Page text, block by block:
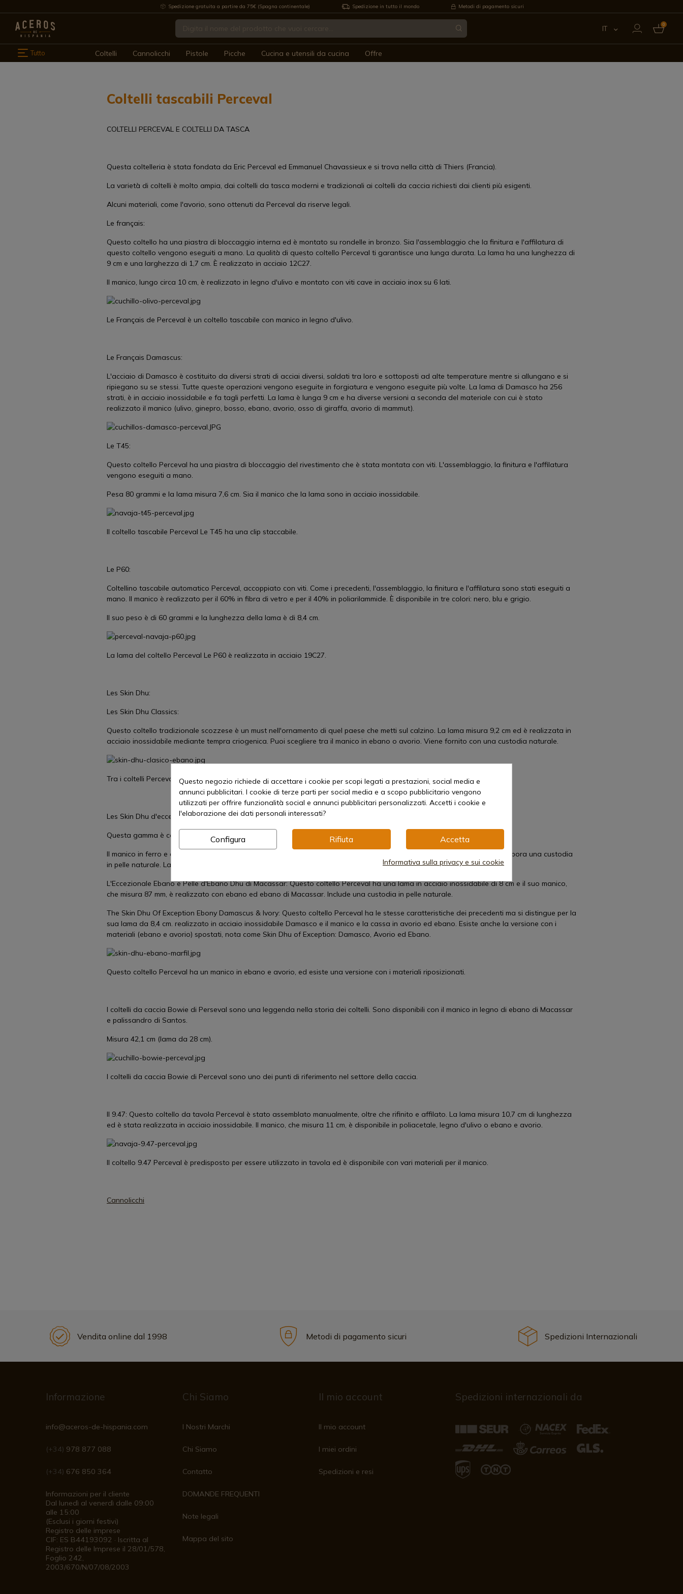
Spedizione gratuita a partire da 75€ (Spagna continentale) Spedizione in tutto il mondo Metodi di pagamento sicuri
IT 0
Tutto Coltelli Cannolicchi Pistole Picche Cucina e utensili da cucina Offre
Coltelli tascabili Perceval
COLTELLI PERCEVAL E COLTELLI DA TASCA
Questa coltelleria è stata fondata da Eric Perceval ed Emmanuel Chavassieux e si trova nella città di Thiers (Francia).
La varietà di coltelli è molto ampia, dai coltelli da tasca moderni e tradizionali ai coltelli da caccia richiesti dai clienti più esigenti.
Alcuni materiali, come l'avorio, sono ottenuti da Perceval da riserve legali.
Le français:
Questo coltello ha una piastra di bloccaggio interna ed è montato su rondelle in bronzo. Sia l'assemblaggio che la finitura e l'affilatura di
questo coltello vengono eseguiti a mano. La qualità di questo coltello Perceval ti garantisce una lunga durata. La lama ha una lunghezza di
9 cm e una larghezza di 1,7 cm. È realizzato in acciaio 12C27.
Il manico, lungo circa 10 cm, è realizzato in legno d'ulivo e montato con viti cave in acciaio inox su 6 lati.
Le Français de Perceval è un coltello tascabile con manico in legno d'ulivo.
Le Français Damascus:
L'acciaio di Damasco è costituito da diversi strati di acciai diversi, saldati tra loro e sottoposti ad alte temperature mentre si allungano e si
ripiegano su se stessi. Tutte queste operazioni vengono eseguite in forgiatura e vengono eseguite più volte. La lama di Damasco ha 256
strati, è in acciaio inossidabile e fa tagli perfetti. La lama è lunga 9 cm e ha diverse versioni a seconda del materiale con cui è stato
realizzato il manico (ulivo, ginepro, bosso, ebano, avorio, osso di giraffa, avorio di mammut).
Le T45:
Questo coltello Perceval ha una piastra di bloccaggio del rivestimento che è stata montata con viti. L'assemblaggio, la finitura e l'affilatura
vengono eseguiti a mano.
Pesa 80 grammi e la lama misura 7,6 cm. Sia il manico che la lama sono in acciaio inossidabile.
Il coltello tascabile Perceval Le T45 ha una clip staccabile.
Le P60:
Coltellino tascabile automatico Perceval, accoppiato con viti. Come i precedenti, l'assemblaggio, la finitura e l'affilatura sono stati eseguiti a
mano. Il manico è realizzato per il 60% in fibra di vetro e per il 40% in poliarilammide. È disponibile in tre colori: nero, blu e grigio.
Il suo peso è di 60 grammi e la lunghezza della lama è di 8,4 cm.
La lama del coltello Perceval Le P60 è realizzata in acciaio 19C27.
Les Skin Dhu:
Les Skin Dhu Classics:
Questo coltello tradizionale scozzese è un must nell'ornamento di quel paese che metti sul calzino. La lama misura 9,2 cm ed è realizzata in
acciaio inossidabile mediante tempra criogenica. Puoi scegliere tra il manico in ebano o avorio. Viene fornito con una custodia naturale.
Tra i coltelli Perceval Les Skin Dhu Classic possiamo optare per il manico in ebano o avorio.
Les Skin Dhu d'eccezione:
Questa gamma è composta da diversi coltelli:
Il manico in ferro e avorio Skin Dhu Exception: questo coltello tradizionale scozzese ha un manico in ferro e avorio e incorpora una custodia
in pelle naturale. La lama misura 9,2 cm.
L'Eccezionale Ebano e Pelle d'Ebano Dhu di Macassar: Questo coltello Perceval ha una lama in acciaio inossidabile di 8 cm e il suo manico,
che misura 87 mm, è realizzato con ebano ed ebano di Macassar. Include una custodia in pelle naturale.
The Skin Dhu Of Exception Ebony Damascus & Ivory: Questo coltello Perceval ha le stesse caratteristiche dei precedenti ma si distingue per la
sua lama da 8,4 cm. realizzato in acciaio inossidabile Damasco e il manico e la cassa in avorio ed ebano. Esiste anche la versione con i
materiali (ebano e avorio) spostati, nota come Skin Dhu of Exception: Damasco, Avorio ed Ebano.
Questo coltello Perceval ha un manico in ebano e avorio, ed esiste una versione con i materiali riposizionati.
I coltelli da caccia Bowie di Perseval sono una leggenda nella storia dei coltelli. Sono disponibili con il manico in legno di ebano di Macassar
e palissandro di Santos.
Misura 42,1 cm (lama da 28 cm).
I coltelli da caccia Bowie di Perceval sono uno dei punti di riferimento nel settore della caccia.
Il 9.47: Questo coltello da tavola Perceval è stato assemblato manualmente, oltre che rifinito e affilato. La lama misura 10,7 cm di lunghezza
ed è stata realizzata in acciaio inossidabile. Il manico, che misura 11 cm, è disponibile in poliacetale, legno d'ulivo o ebano e avorio.
Il coltello 9.47 Perceval è predisposto per essere utilizzato in tavola ed è disponibile con vari materiali per il manico.
Cannolicchi
Vendita online dal 1998 Metodi di pagamento sicuri Spedizioni Internazionali
Informazione
info@aceros-de-hispania.com
(+34) 978 877 088
(+34) 676 850 364
Informazioni per il cliente
Dal lunedì al venerdì dalle 09:00
alle 15:00
(Esclusi i giorni festivi)
Registro delle imprese
CIF: ES B44193092 · Iscritta al
Registro delle Imprese il 28/01/578,
Foglio 242,
2003/670/N/07/08/2003
Chi Siamo
I Nostri Marchi
Chi Siamo
Contatto
DOMANDE FREQUENTI
Note legali
Mappa del sito
Il mio account
Il mio account
I miei ordini
Spedizioni e resi
Spedizioni internazionali da
Questo negozio richiede di accettare i cookie per scopi legati a prestazioni, social media e
annunci pubblicitari. I cookie di terze parti per social media e a scopo pubblicitario vengono
utilizzati per offrire funzionalità social e annunci pubblicitari personalizzati. Accetti i cookie e
l'elaborazione dei dati personali interessati?
Configura Rifiuta Accetta
Informativa sulla privacy e sui cookie